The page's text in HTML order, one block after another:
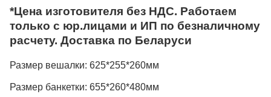
*Цена изготовителя без НДС. Работаем
только с юр.лицами и ИП по безналичному
расчету. Доставка по Беларуси
Размер вешалки: 625*255*260мм
Размер банкетки: 655*260*480мм